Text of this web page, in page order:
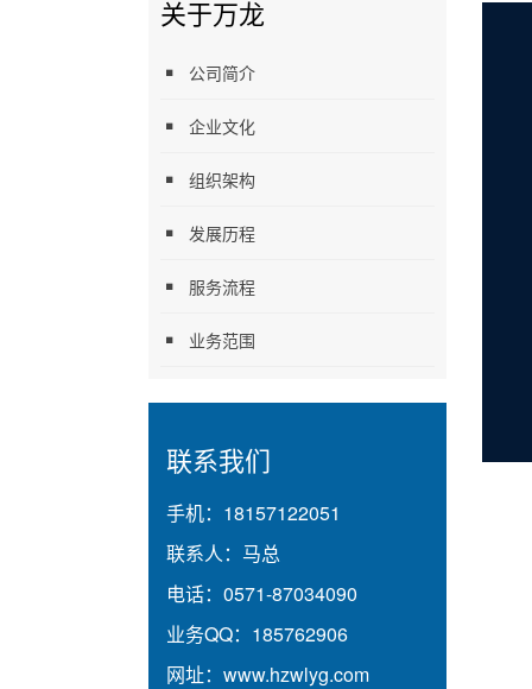
关于万龙
公司简介
企业文化
组织架构
发展历程
服务流程
业务范围
联系我们
手机： 18157122051
联系人： 马总
电话： 0571-87034090
业务QQ： 185762906
网址： www.hzwlyg.com